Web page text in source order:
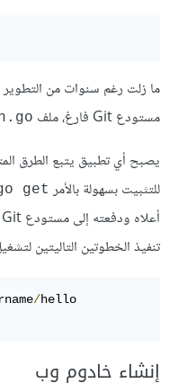
مستودع Git فارغ، ملف
للتثبيت بسهولة بالأمر get
تنفيذ الخطوتين التاليتين
/
إنشاء خادوم وب